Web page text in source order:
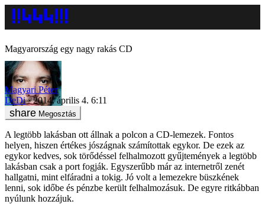
Magyarország egy nagy rakás CD
Magyari Péter
DeDi
2014. április 4. 6:11
Megosztás
A legtöbb lakásban ott állnak a polcon a CD-lemezek. Fontos
helyen, hiszen értékes jószágnak számítottak egykor. De ezek az
egykor kedves, sok törődéssel felhalmozott gyűjtemények a legtöbb
lakásban csak a port fogják. Egyszerűbb már az internetről zenét
hallgatni, mint elfáradni a tokig. Jó volt a lemezekre büszkének
lenni, sok időbe és pénzbe került felhalmozásuk. De egyre ritkábban
nyúlunk hozzájuk.